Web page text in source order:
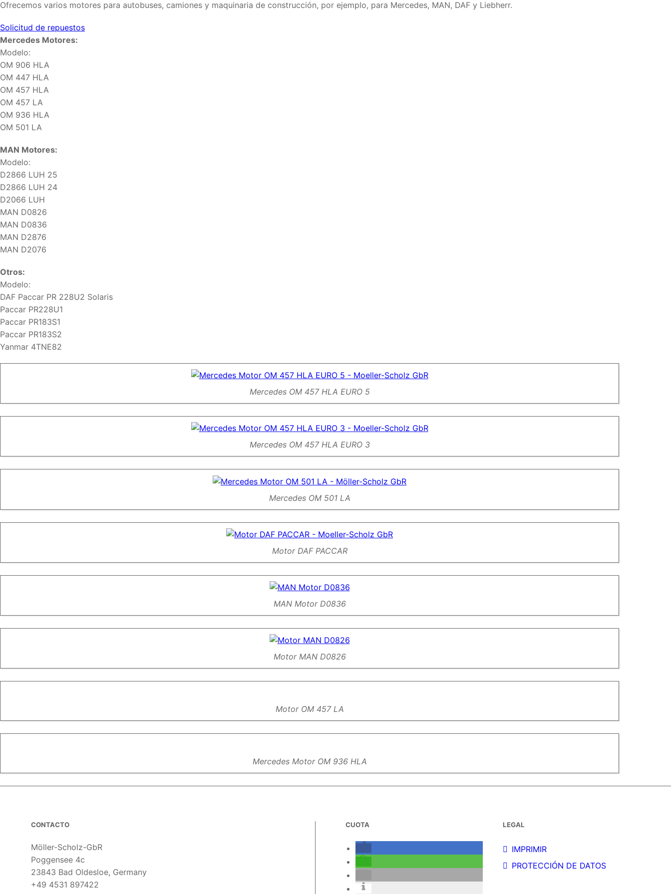
Ofrecemos varios motores para autobuses, camiones y maquinaria de construcción, por ejemplo, para Mercedes, MAN, DAF y Liebherr.
Solicitud de repuestos
Mercedes Motores:
Modelo:
OM 906 HLA
OM 447 HLA
OM 457 HLA
OM 457 LA
OM 936 HLA
OM 501 LA
MAN Motores:
Modelo:
D2866 LUH 25
D2866 LUH 24
D2066 LUH
MAN D0826
MAN D0836
MAN D2876
MAN D2076
Otros:
Modelo:
DAF Paccar PR 228U2 Solaris
Paccar PR228U1
Paccar PR183S1
Paccar PR183S2
Yanmar 4TNE82
Mercedes OM 457 HLA EURO 5
Mercedes OM 457 HLA EURO 3
Mercedes OM 501 LA
Motor DAF PACCAR
MAN Motor D0836
Motor MAN D0826
Motor OM 457 LA
Mercedes Motor OM 936 HLA
CONTACTO
Möller-Scholz-GbR
Poggensee 4c
23843 Bad Oldesloe, Germany
+49 4531 897422
CUOTA LEGAL
IMPRIMIR
PROTECCIÓN DE DATOS